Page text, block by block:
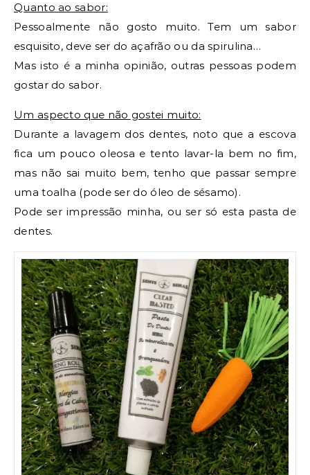
Quanto ao sabor:
Pessoalmente não gosto muito. Tem um sabor
esquisito, deve ser do açafrão ou da spirulina…
Mas isto é a minha opinião, outras pessoas podem
gostar do sabor.
Um aspecto que não gostei muito:
Durante a lavagem dos dentes, noto que a escova
fica um pouco oleosa e tento lavar-la bem no fim,
mas não sai muito bem, tenho que passar sempre
uma toalha (pode ser do óleo de sésamo).
Pode ser impressão minha, ou ser só esta pasta de
dentes.